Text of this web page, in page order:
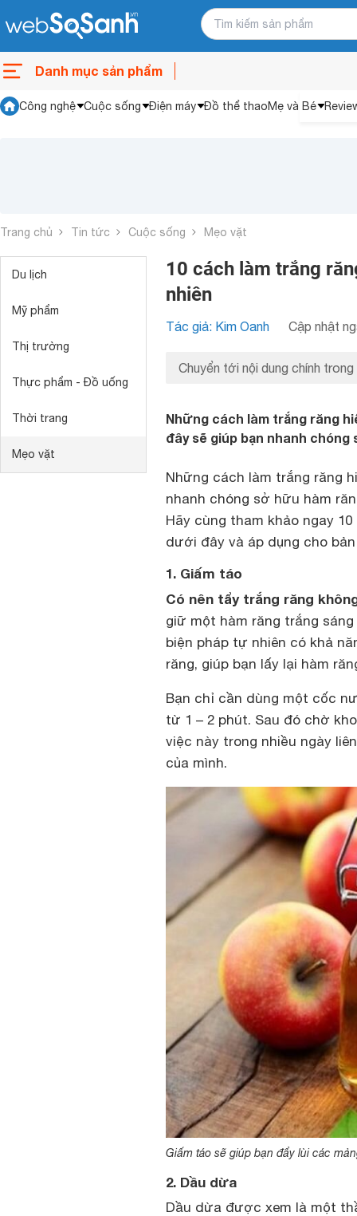
Danh mục sản phẩm
Công nghệ Cuộc sống Điện máy Đồ thể thaoMẹ và Bé
Trang chủ Tin tức Cuộc sống Mẹo vặt
Du lịch
Mỹ phẩm
Thị trường
Thực phẩm - Đồ uống
Thời trang
Mẹo vặt
10 cách làm trắng
nhiên
Tác giả: Kim Oanh Cập nhật
Chuyển tới nội dung chính trong
Những cách làm trắng răng
đây sẽ giúp bạn nhanh
Những cách làm trắng răng
nhanh chóng sở hữu hàm
Hãy cùng tham khảo ngay
dưới đây và áp dụng cho
1. Giấm táo
Có nên tẩy trắng răng
giữ một hàm răng trắng
biện pháp tự nhiên có khả
răng, giúp bạn lấy lại hàm
Bạn chỉ cần dùng một cốc
từ 1 – 2 phút. Sau đó chờ
việc này trong nhiều ngày
của mình.
Giấm táo sẽ giúp bạn đẩy lùi các
2. Dầu dừa
Dầu dừa được xem là một